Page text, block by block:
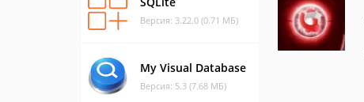
Версия: 3.22.0 (0.71 МБ)
My Visual Database
Версия: 5.3 (7.68 МБ)